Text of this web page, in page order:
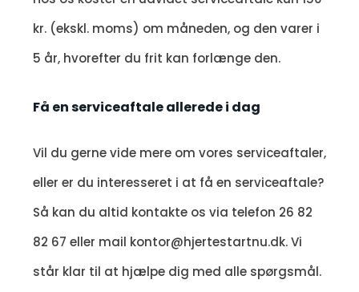
kr. (ekskl. moms) om måneden, og den varer i
5 år, hvorefter du frit kan forlænge den.
Få en serviceaftale allerede i dag
Vil du gerne vide mere om vores serviceaftaler,
eller er du interesseret i at få en serviceaftale?
Så kan du altid kontakte os via telefon 26 82
82 67 eller mail kontor@hjertestartnu.dk. Vi
står klar til at hjælpe dig med alle spørgsmål.